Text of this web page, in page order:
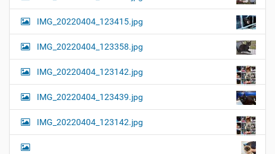
IMG_20220404_123415.jpg
IMG_20220404_123358.jpg
IMG_20220404_123142.jpg
IMG_20220404_123439.jpg
IMG_20220404_123142.jpg